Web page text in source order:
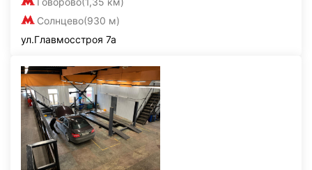
Солнцево(930 м)
ул.Главмосстроя 7а